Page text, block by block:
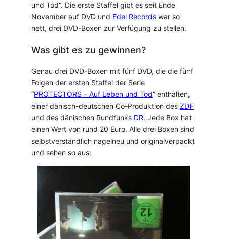
und Tod“. Die erste Staffel gibt es seit Ende
November auf DVD und Edel Records war so
nett, drei DVD-Boxen zur Verfügung zu stellen.
Was gibt es zu gewinnen?
Genau drei DVD-Boxen mit fünf DVD, die die fünf
Folgen der ersten Staffel der Serie
“PROTECTORS – Auf Leben und Tod” enthalten,
einer dänisch-deutschen Co-Produktion desZDF
und des dänischen Rundfunks DR. Jede Box hat
einen Wert von rund 20 Euro. Alle drei Boxen sind
selbstverständlich nagelneu und originalverpackt
und sehen so aus: